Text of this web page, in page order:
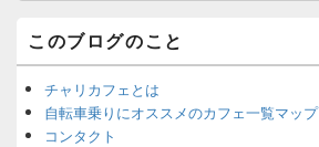
このブログのこと
チャリカフェとは
自転車乗りにオススメのカフェ一覧マップ
コンタクト